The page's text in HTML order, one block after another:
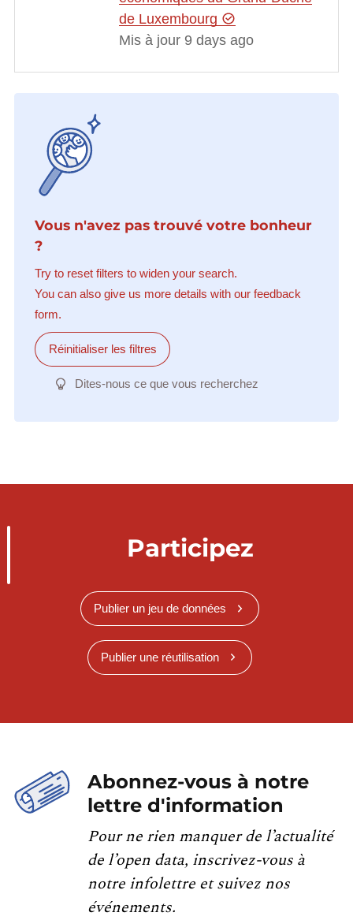
de Luxembourg
Mis à jour 9 days ago
Vous n'avez pas trouvé votre bonheur
?
Try to reset filters to widen your search.
You can also give us more details with our feedback
form.
Réinitialiser les filtres
Dites-nous ce que vous recherchez
Participez
Publier un jeu de données
Publier une réutilisation
Abonnez-vous à notre
lettre d'information
Pour ne rien manquer de l’actualité
de l’open data, inscrivez-vous à
notre infolettre et suivez nos
événements.